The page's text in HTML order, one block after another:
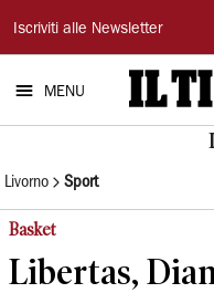
Il
Tirreno
Iscriviti alle Newsletter
MENU
Livorno Sport
Basket
Libertas,